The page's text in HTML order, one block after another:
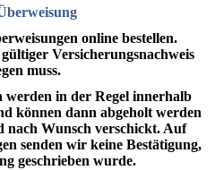
online bestellen.
Versicherungsnachweis
muss.
werden in der Regel innerhalb
können dann abgeholt werden
nach Wunsch verschickt. Auf
senden wir keine Bestätigung,
geschrieben wurde.